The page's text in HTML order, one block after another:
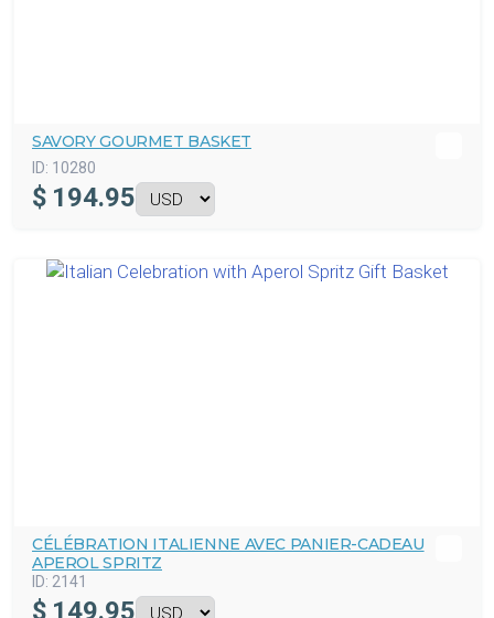
SAVORY GOURMET BASKET
ID: 10280
$ 194.95
CÉLÉBRATION ITALIENNE AVEC PANIER-CADEAU
APEROL SPRITZ
ID: 2141
$ 149.95